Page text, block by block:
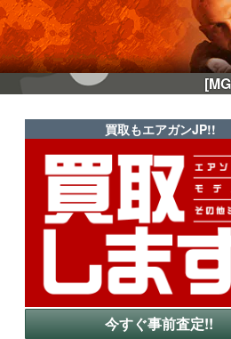
買取もエアガンJP!!
今すぐ事前査定!!